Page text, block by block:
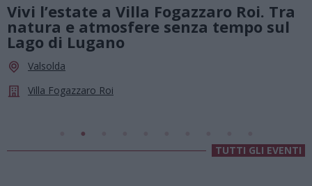
Tra
sul Summer Green Festival: fino al 23
agosto, musica e divertimento
le stelle a Cassano Magnago
TUTTI GLI EVENTI